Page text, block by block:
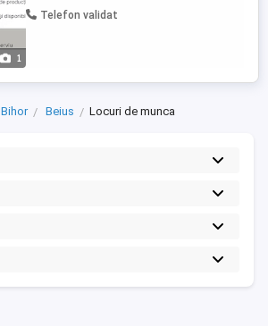
1
echipelor din producție, care să contribuie
Telefon validat
Bihor Beius Locuri de munca